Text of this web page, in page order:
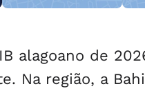
Gazeta
e
alagoano de
Na região, a